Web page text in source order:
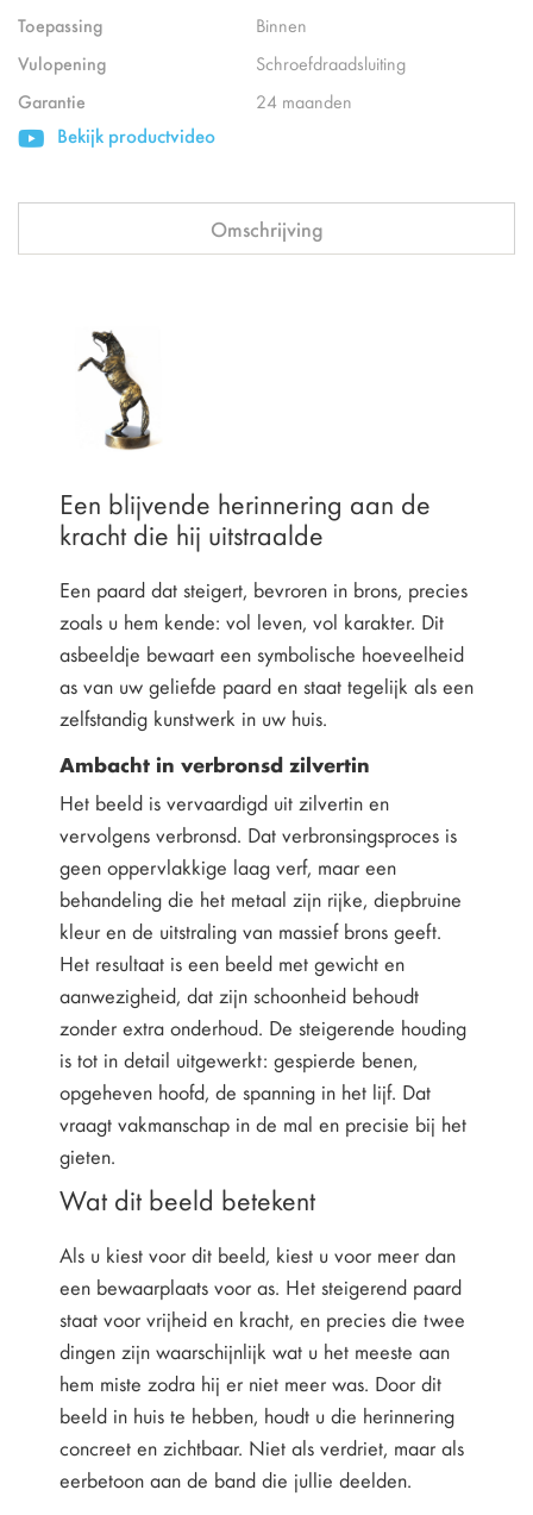
Toepassing
Binnen
Vulopening
Schroefdraadsluiting
Garantie
24 maanden
Bekijk productvideo
Omschrijving
Een blijvende herinnering aan de
kracht die hij uitstraalde
Een paard dat steigert, bevroren in brons, precies
zoals u hem kende: vol leven, vol karakter. Dit
asbeeldje bewaart een symbolische hoeveelheid
as van uw geliefde paard en staat tegelijk als een
zelfstandig kunstwerk in uw huis.
Ambacht in verbronsd zilvertin
Het beeld is vervaardigd uit zilvertin en
vervolgens verbronsd. Dat verbronsingsproces is
geen oppervlakkige laag verf, maar een
behandeling die het metaal zijn rijke, diepbruine
kleur en de uitstraling van massief brons geeft.
Het resultaat is een beeld met gewicht en
aanwezigheid, dat zijn schoonheid behoudt
zonder extra onderhoud. De steigerende houding
is tot in detail uitgewerkt: gespierde benen,
opgeheven hoofd, de spanning in het lijf. Dat
vraagt vakmanschap in de mal en precisie bij het
gieten.
Wat dit beeld betekent
Als u kiest voor dit beeld, kiest u voor meer dan
een bewaarplaats voor as. Het steigerend paard
staat voor vrijheid en kracht, en precies die twee
dingen zijn waarschijnlijk wat u het meeste aan
hem miste zodra hij er niet meer was. Door dit
beeld in huis te hebben, houdt u die herinnering
concreet en zichtbaar. Niet als verdriet, maar als
eerbetoon aan de band die jullie deelden.